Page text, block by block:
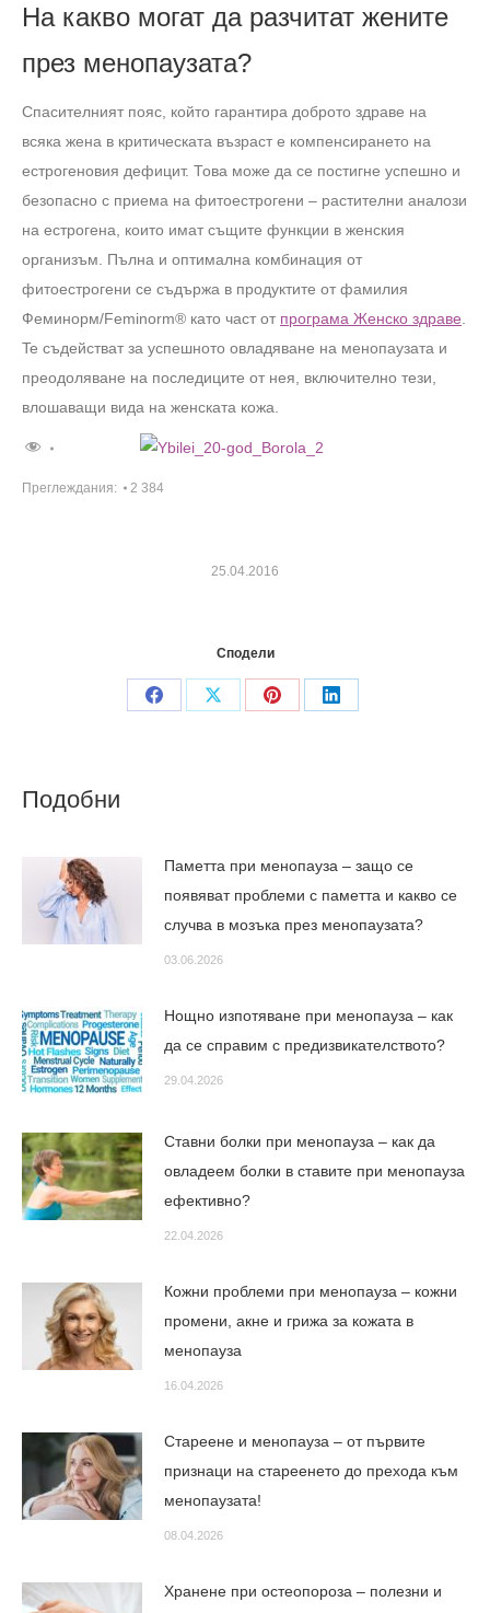
На какво могат да разчитат жените
през менопаузата?
Спасителният пояс, който гарантира доброто здраве на
всяка жена в критическата възраст е компенсирането на
естрогеновия дефицит. Това може да се постигне успешно и
безопасно с приема на фитоестрогени – растителни аналози
на естрогена, които имат същите функции в женския
организъм. Пълна и оптимална комбинация от
фитоестрогени се съдържа в продуктите от фамилия
Феминорм/Feminorm® като част от програма Женско здраве
Te съдействат за успешното овладяване на менопаузата и
преодоляване на последиците от нея, включително тези,
влошаващи вида на женската кожа.
Преглеждания: 2 384
25.04.2016
Сподели
Share
Share
Share
Share
Подобни
Паметта при менопауза – защо се
появяват проблеми с паметта и какво се
случва в мозъка през менопаузата?
03.06.2026
Нощно изпотяване при менопауза – как
да се справим с предизвикателството?
29.04.2026
Ставни болки при менопауза – как да
овладеем болки в ставите при менопауза
ефективно?
22.04.2026
Кожни проблеми при менопауза – кожни
промени, акне и грижа за кожата в
менопауза
16.04.2026
Стареене и менопауза – от първите
признаци на стареенето до прехода към
менопаузата!
08.04.2026
Хранене при остеопороза – полезни и